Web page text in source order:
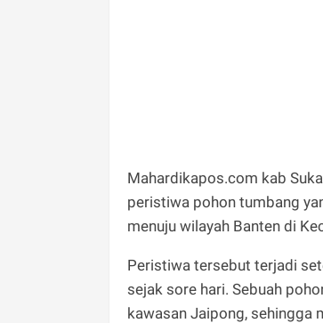
Mahardikapos.com kab
peristiwa pohon tumbang
menuju wilayah Banten di
Peristiwa tersebut terjadi
sejak sore hari. Sebuah
kawasan Jaipong, sehingga